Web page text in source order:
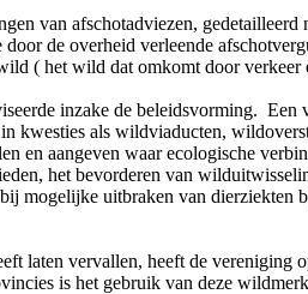
van afschotadviezen, gedetailleerd
de overheid verleende
( het wild dat omkomt door
inzake de beleidsvorming. Een
kwesties als wildviaducten,
en aangeven waar ecologische
het bevorderen van
mogelijke uitbraken van dierziekten
laten vervallen, heeft de vereniging
is het gebruik van deze